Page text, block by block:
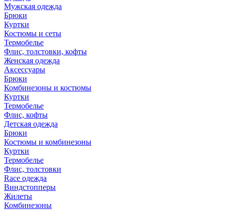
Мужская одежда
Брюки
Куртки
Костюмы и сеты
Термобелье
Флис, толстовки, кофты
Женская одежда
Аксессуары
Брюки
Комбинезоны и костюмы
Куртки
Термобелье
Флис, кофты
Детская одежда
Брюки
Костюмы и комбинезоны
Куртки
Термобелье
Флис, толстовки
Race одежда
Виндстопперы
Жилеты
Комбинезоны